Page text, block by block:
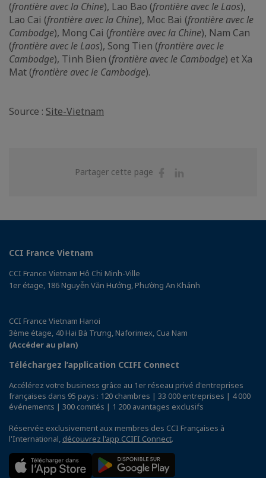
(frontière avec la Chine), Lao Bao (frontière avec le Laos),
Lao Cai (frontière avec la Chine), Moc Bai (frontière avec le
Cambodge), Mong Cai (frontière avec la Chine), Nam Can
(frontière avec le Laos), Song Tien (frontière avec le
Cambodge), Tinh Bien (frontière avec le Cambodge) et Xa
Mat (frontière avec le Cambodge).
Source : Site-Vietnam
Partager cette page
Partager
CCI France Vietnam
CCI France Vietnam Hô Chi Minh-Ville
1er étage, 186 Nguyễn Văn Hưởng, Phường An Khánh
CCI France Vietnam Hanoi
3ème étage, 40 Hai Bà Trưng, Naforimex, Cua Nam
(Accéder au plan)
Téléchargez l’application CCIFI Connect
Accélérez votre business grâce au 1er réseau privé d'entreprises
françaises dans 95 pays : 120 chambres | 33 000 entreprises | 4 000
événements | 300 comités | 1 200 avantages exclusifs
Réservée exclusivement aux membres des CCI Françaises à
l'International, découvrez l'app CCIFI Connect.